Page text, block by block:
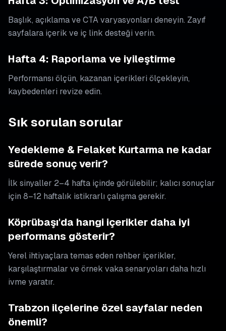
Başlık, açıklama ve CTA varyasyonları deneyin. Zayıf
sayfalara içerik ve iç link desteği verin.
Hafta 4: Raporlama ve iyileştirme
Performansı ölçün, kazanan içerikleri ölçekleyin,
kaybedenleri revize edin.
Sık sorulan sorular
Yedekleme & Felaket Kurtarma ne kadar
sürede sonuç verir?
İlk sinyaller 2–4 hafta içinde görülebilir; kalıcı sonuçlar
için 8–12 haftalık istikrarlı çalışma gerekir.
Köprübaşı'da hangi içerikler daha iyi
performans gösterir?
Yerel ihtiyaçlara temas eden rehber içerikler,
karşılaştırmalar ve örnek vaka senaryoları daha hızlı
ivme yaratır.
Trabzon ilçelerine özel sayfalar neden
önemli?